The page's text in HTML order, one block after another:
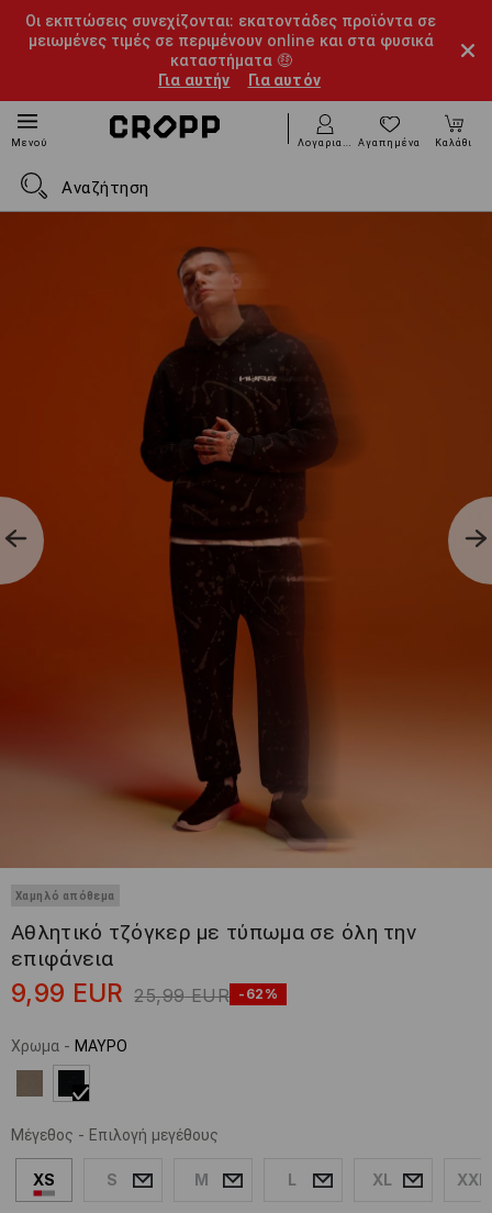
Οι εκπτώσεις συνεχίζονται: εκατοντάδες προϊόντα σε
μειωμένες τιμές σε περιμένουν online και στα φυσικά
καταστήματα 🤑
Για αυτήν
Για αυτόν
Μενού ΛογαριασμόςΑγαπημένα Καλάθι
Χαμηλό απόθεμα
Αθλητικό τζόγκερ με τύπωμα σε όλη την
επιφάνεια
9,99 EUR 25,99 EUR -62%
Χρωμα - ΜΑΥΡΟ
Μέγεθος - Επιλογή μεγέθους
XS S M L XL XXL